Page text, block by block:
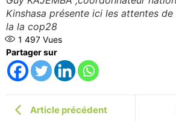
Kinshasa présente ici les attentes
la la cop28
1 497 Vues
Partager sur
Article précédent